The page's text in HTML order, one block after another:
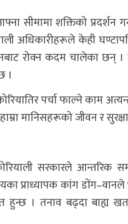
सीमामा शक्तिको प्रदर्शन
अधिकारीहरूले केही
रोक्न कदम चालेका छन्
।
पर्चा फाल्ने काम
मानिसहरूको जीवन र
सरकारले आन्तरिक
प्राध्यापक कांग
हुन्छ । तनाव बढ्दा बाह्य